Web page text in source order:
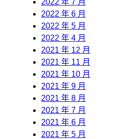
2022 年 6 月
2022 年 5 月
2022 年 4 月
2021 年 12 月
2021 年 11 月
2021 年 10 月
2021 年 9 月
2021 年 8 月
2021 年 7 月
2021 年 6 月
2021 年 5 月